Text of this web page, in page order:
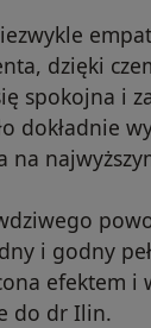
dzięki
spokojna i
dokładnie
na
i godny
efektem i
do dr Ilin.